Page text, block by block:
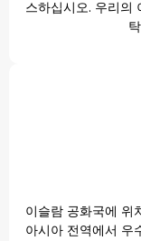
스하십시오. 우리의
이슬람 공화국에 위
아시아 전역에서 우